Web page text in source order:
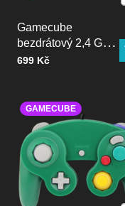
Gamecube
bezdrátový 2,4 GHZ
ovladač oranžový
Cena bez DPH
699 Kč
GAMECUBE